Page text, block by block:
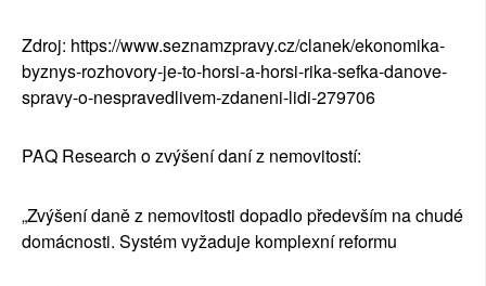
Zdroj: https://www.seznamzpravy.cz/clanek/ekonomika-
byznys-rozhovory-je-to-horsi-a-horsi-rika-sefka-danove-
spravy-o-nespravedlivem-zdaneni-lidi-279706
PAQ Research o zvýšení daní z nemovitostí:
„Zvýšení daně z nemovitosti dopadlo především na chudé
domácnosti. Systém vyžaduje komplexní reformu